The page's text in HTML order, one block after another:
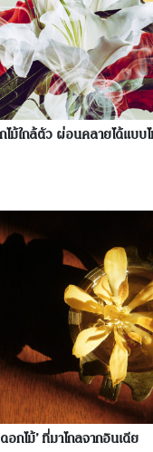
ม้ใกล้ตัว ผ่อนคลายได้แบ
กไม้’ ที่มาไกลจากอินเดีย